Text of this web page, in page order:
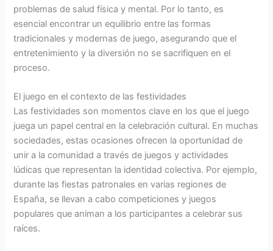
problemas de salud física y mental. Por lo tanto, es
esencial encontrar un equilibrio entre las formas
tradicionales y modernas de juego, asegurando que el
entretenimiento y la diversión no se sacrifiquen en el
proceso.
El juego en el contexto de las festividades
Las festividades son momentos clave en los que el juego
juega un papel central en la celebración cultural. En muchas
sociedades, estas ocasiones ofrecen la oportunidad de
unir a la comunidad a través de juegos y actividades
lúdicas que representan la identidad colectiva. Por ejemplo,
durante las fiestas patronales en varias regiones de
España, se llevan a cabo competiciones y juegos
populares que animan a los participantes a celebrar sus
raíces.